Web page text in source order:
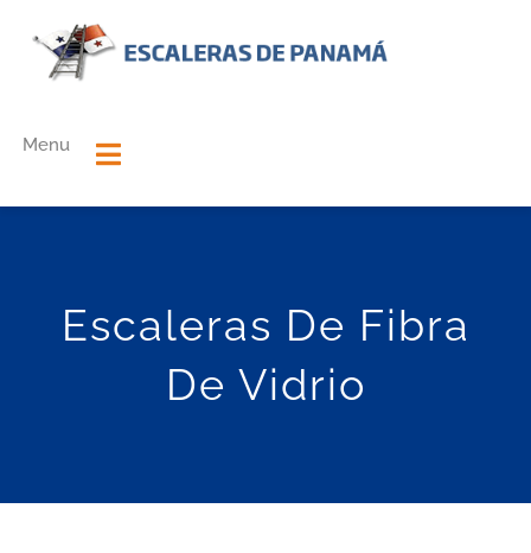
Menu
Toggle
Navigation
NUESTRA EMPRESA
NUESTROS PRODUCTOS
0 productos
Escaleras De Fibra
De Vidrio